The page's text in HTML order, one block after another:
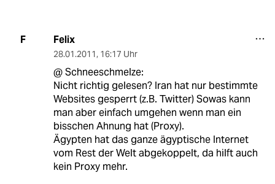
F Felix
28.01.2011, 16:17 Uhr
@ Schneeschmelze:
Nicht richtig gelesen? Iran hat nur bestimmte
Websites gesperrt (z.B. Twitter) Sowas kann
man aber einfach umgehen wenn man ein
bisschen Ahnung hat (Proxy).
Ägypten hat das ganze ägyptische Internet
vom Rest der Welt abgekoppelt, da hilft auch
kein Proxy mehr.